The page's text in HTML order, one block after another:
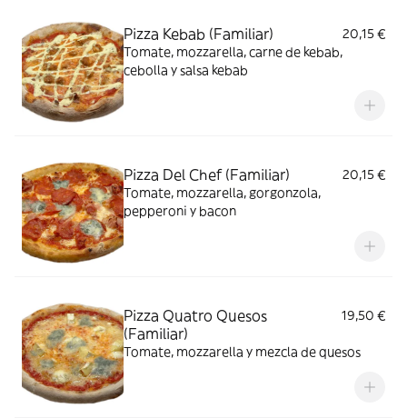
Pizza Kebab (Familiar)
20,15 €
Tomate, mozzarella, carne de kebab,
cebolla y salsa kebab
Pizza Del Chef (Familiar)
20,15 €
Tomate, mozzarella, gorgonzola,
pepperoni y bacon
Pizza Quatro Quesos
(Familiar)
19,50 €
Tomate, mozzarella y mezcla de quesos